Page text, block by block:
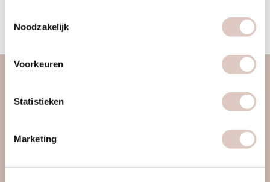
Noodzakelijk
Voorkeuren
Statistieken
Marketing
persoonlijke en motiverende wijze begeleiden.
werkwijze